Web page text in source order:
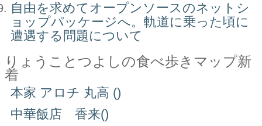
自由を求めてオープンソースのネットシ
ョップパッケージへ。軌道に乗った頃に
遭遇する問題について
りょうことつよしの食べ歩きマップ新
着
本家 アロチ 丸高 ()
中華飯店 香来()